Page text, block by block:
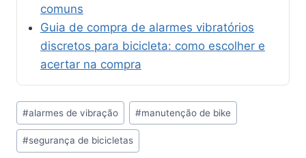
comuns
Guia de compra de alarmes vibratórios
discretos para bicicleta: como escolher e
acertar na compra
Tags
do
Post:
#alarmes de vibração #manutenção de bike
#segurança de bicicletas